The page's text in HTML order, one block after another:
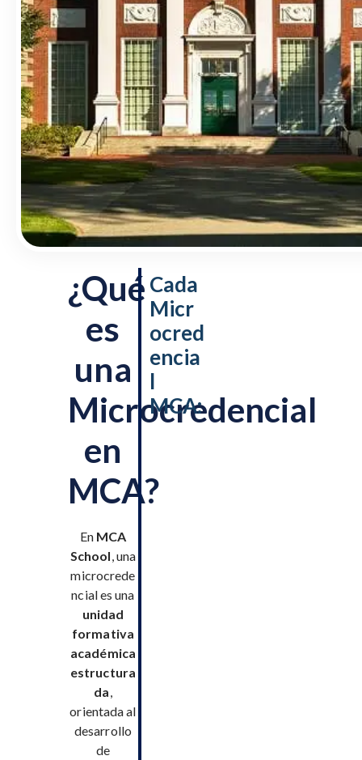
¿Qué
es
una
Microcredencial
en
MCA?
En MCA
School, una
microcrede
ncial es una
unidad
formativa
académica
estructura
da,
orientada al
desarrollo
de
Cada
Micr
ocred
encia
l
MCA: